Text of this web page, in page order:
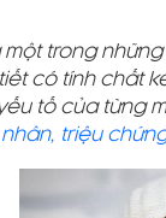
một trong
có tính chất
tố của từng
triệu